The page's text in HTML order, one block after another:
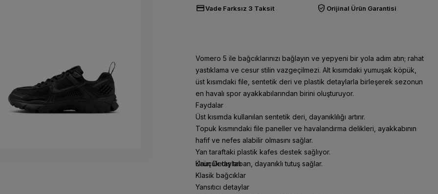
credit_cardVade Farksız 3 Taksit verified_user Orijinal Ürün Garantisi
Vomero 5 ile bağcıklarınızı bağlayın ve yepyeni bir yola adım atın; rahat
yastıklama ve cesur stilin vazgeçilmezi. Alt kısımdaki yumuşak köpük,
üst kısımdaki file, sentetik deri ve plastik detaylarla birleşerek sezonun
en havalı spor ayakkabılarından birini oluşturuyor.
Faydalar
Üst kısımda kullanılan sentetik deri, dayanıklılığı artırır.
Topuk kısmındaki file paneller ve havalandırma delikleri, ayakkabının
hafif ve nefes alabilir olmasını sağlar.
Yan taraftaki plastik kafes destek sağlıyor.
Kauçuk dış taban, dayanıklı tutuş sağlar.
Ürün Detayları
Klasik bağcıklar
Yansıtıcı detaylar